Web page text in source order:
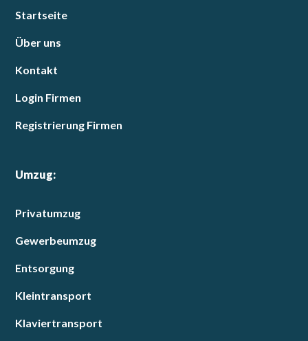
Startseite
Über uns
Kontakt
Login Firmen
Registrierung Firmen
Umzug:
Privatumzug
Gewerbeumzug
Entsorgung
Kleintransport
Klaviertransport